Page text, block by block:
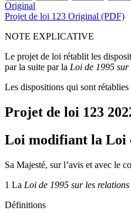
Original
Projet de loi 123 Original (PDF)
NOTE EXPLICATIVE
Le projet de loi rétablit les
par la suite par la Loi de 1995
Les dispositions qui sont
Projet de loi 123
Loi modifiant la Loi
Sa Majesté, sur l’avis et avec le
1 La Loi de 1995 sur les
Définitions